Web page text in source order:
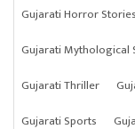
Gujarati Horror Stories
Gujarati Mythological
Gujarati Thriller
Gujarati Sports